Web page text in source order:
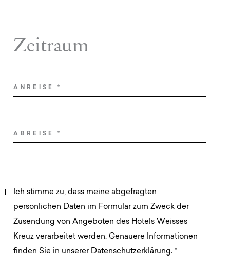
Zeitraum
ANREISE *
ABREISE *
Ich stimme zu, dass meine abgefragten
persönlichen Daten im Formular zum Zweck der
Zusendung von Angeboten des Hotels Weisses
Kreuz verarbeitet werden. Genauere Informationen
finden Sie in unserer Datenschutzerklärung.*